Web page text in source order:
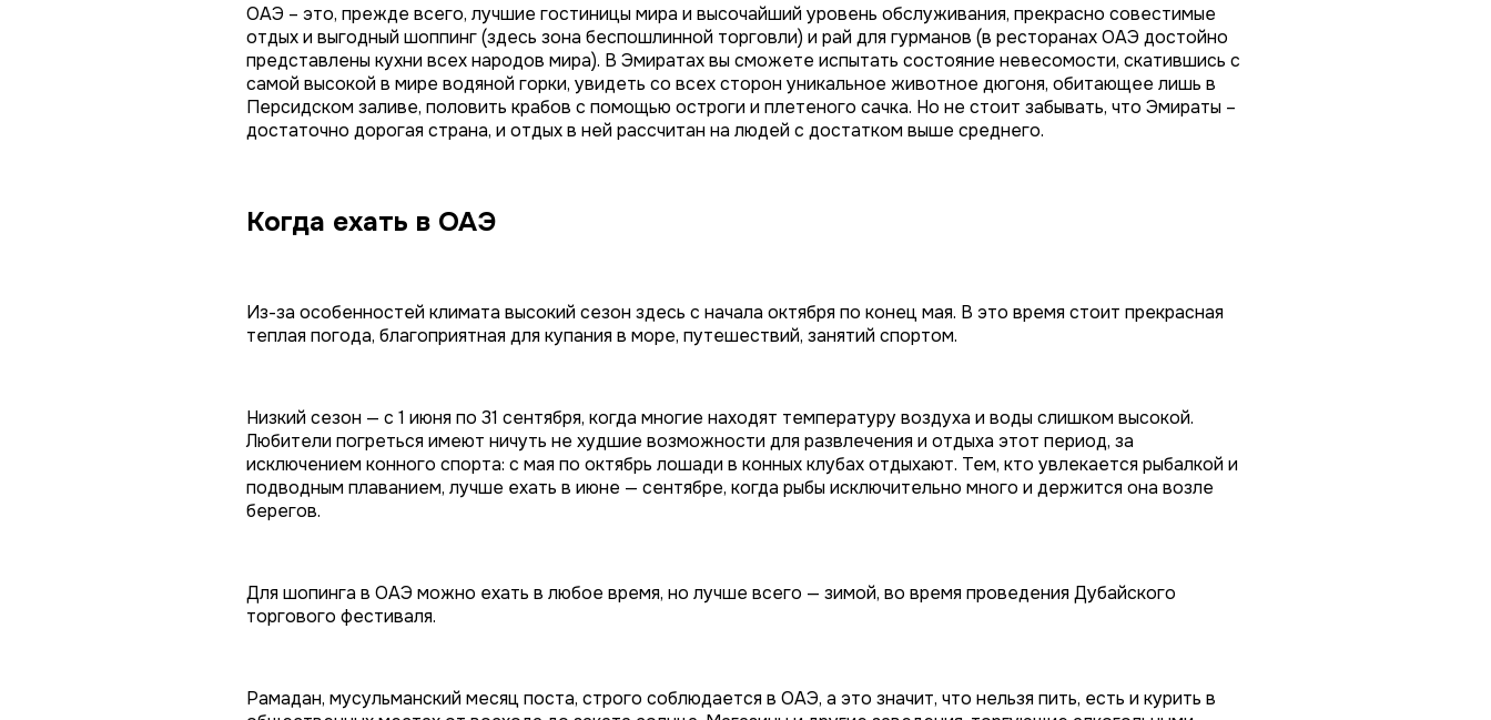
ОАЭ – это, прежде всего, лучшие гостиницы мира и высочайший уровень обслуживания, прекрасно совестимые
отдых и выгодный шоппинг (здесь зона беспошлинной торговли) и рай для гурманов (в ресторанах ОАЭ достойно
представлены кухни всех народов мира). В Эмиратах вы сможете испытать состояние невесомости, скатившись с
самой высокой в мире водяной горки, увидеть со всех сторон уникальное животное дюгоня, обитающее лишь в
Персидском заливе, половить крабов с помощью остроги и плетеного сачка. Но не стоит забывать, что Эмираты –
достаточно дорогая страна, и отдых в ней рассчитан на людей с достатком выше среднего.
Когда ехать в ОАЭ
Из-за особенностей климата высокий сезон здесь с начала октября по конец мая. В это время стоит прекрасная
теплая погода, благоприятная для купания в море, путешествий, занятий спортом.
Низкий сезон — с 1 июня по 31 сентября, когда многие находят температуру воздуха и воды слишком высокой.
Любители погреться имеют ничуть не худшие возможности для развлечения и отдыха этот период, за
исключением конного спорта: с мая по октябрь лошади в конных клубах отдыхают. Тем, кто увлекается рыбалкой и
подводным плаванием, лучше ехать в июне — сентябре, когда рыбы исключительно много и держится она возле
берегов.
Для шопинга в ОАЭ можно ехать в любое время, но лучше всего — зимой, во время проведения Дубайского
торгового фестиваля.
Рамадан, мусульманский месяц поста, строго соблюдается в ОАЭ, а это значит, что нельзя пить, есть и курить в